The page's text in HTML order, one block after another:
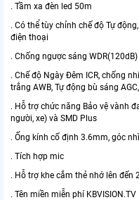
. Tầm xa đèn led 50m
. Có thể tùy chỉnh chế độ Tự
điện thoại
. Chống ngược sáng WDR(120dB)
. Chế độ Ngày Đêm ICR, chống
trắng AWB, Tự động bù sáng
. Hỗ trợ chức năng Bảo vệ vành
người, xe) và SMD Plus
. Ống kính cố định 3.6mm, góc
. Tích hợp mic
. Hỗ trợ khe cắm thẻ nhớ lên đến
. Tên miền miễn phí KBVISION.TV